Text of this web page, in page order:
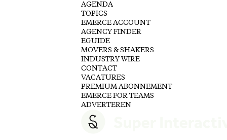
AGENDA
TOPICS
EMERCE ACCOUNT
AGENCY FINDER
EGUIDE
MOVERS & SHAKERS
INDUSTRY WIRE
CONTACT
VACATURES
PREMIUM ABONNEMENT
EMERCE FOR TEAMS
ADVERTEREN